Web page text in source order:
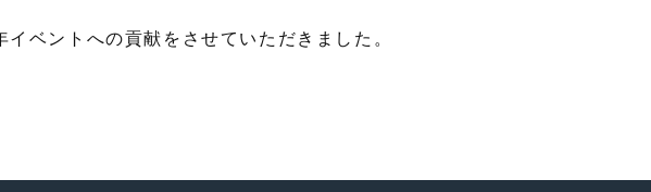
ベントへの貢献をさせていただきました。